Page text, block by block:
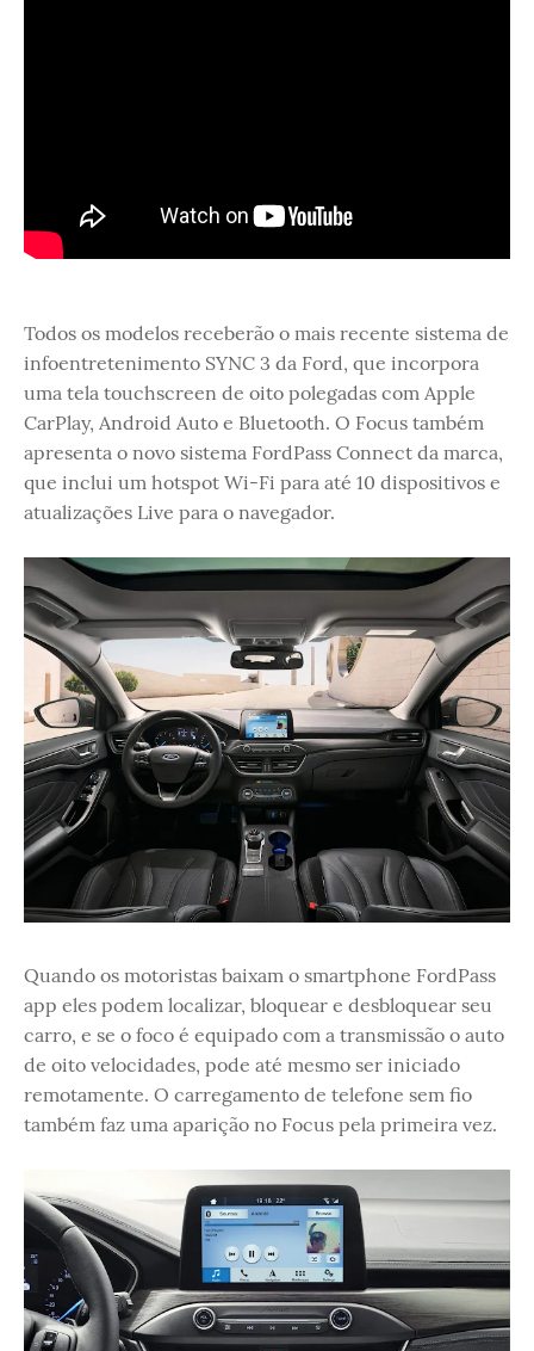
Todos os modelos receberão o mais recente sistema de
infoentretenimento SYNC 3 da Ford, que incorpora
uma tela touchscreen de oito polegadas com Apple
CarPlay, Android Auto e Bluetooth. O Focus também
apresenta o novo sistema FordPass Connect da marca,
que inclui um hotspot Wi-Fi para até 10 dispositivos e
atualizações Live para o navegador.
Quando os motoristas baixam o smartphone FordPass
app eles podem localizar, bloquear e desbloquear seu
carro, e se o foco é equipado com a transmissão o auto
de oito velocidades, pode até mesmo ser iniciado
remotamente. O carregamento de telefone sem fio
também faz uma aparição no Focus pela primeira vez.